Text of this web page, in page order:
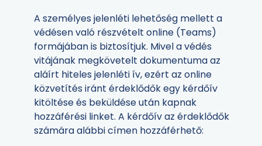
A személyes jelenléti lehetőség mellett a
védésen való részvételt online (Teams)
formájában is biztosítjuk. Mivel a védés
vitájának megkövetelt dokumentuma az
aláírt hiteles jelenléti ív, ezért az online
közvetítés iránt érdeklődők egy kérdőív
kitöltése és beküldése után kapnak
hozzáférési linket. A kérdőív az érdeklődők
számára alábbi címen hozzáférhető: